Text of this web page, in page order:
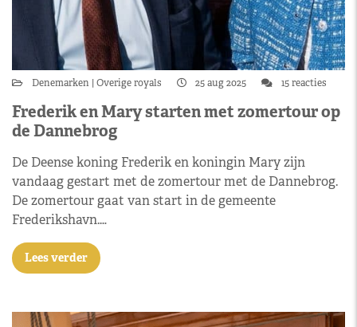
Denemarken Overige royals 25 aug 2025 15 reacties
Frederik en Mary starten met zomertour op
de Dannebrog
De Deense koning Frederik en koningin Mary zijn
vandaag gestart met de zomertour met de Dannebrog.
De zomertour gaat van start in de gemeente
Frederikshavn.…
Lees verder